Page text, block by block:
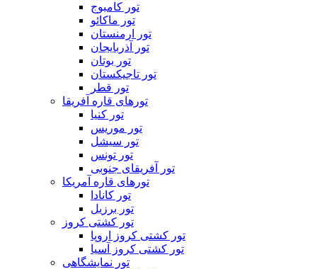
تور کامبوج
تور ماکائو
تور ارمنستان
تور آذربایجان
تور بوتان
تور تاجیکستان
تور قطر
تورهای قاره آفریقا
تور کنیا
تور موریس
تور سیشل
تور تونس
تور آفریقای جنوبی
تورهای قاره آمریکا
تور کانادا
تور برزیل
تور کشتی کروز
تور کشتی کروز اروپا
تور کشتی کروز آسیا
تور نمایشگاهی